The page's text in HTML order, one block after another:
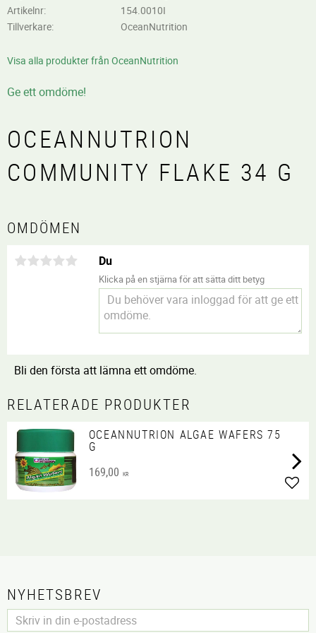
Artikelnr
154.0010I
Tillverkare
OceanNutrition
Visa alla produkter från OceanNutrition
Ge ett omdöme!
OCEANNUTRION
COMMUNITY FLAKE 34 G
OMDÖMEN
Du
Klicka på en stjärna för att sätta ditt betyg
Bli den första att lämna ett omdöme.
RELATERADE PRODUKTER
OCEANNUTRION ALGAE WAFERS 75
G
169,00 KR
NYHETSBREV